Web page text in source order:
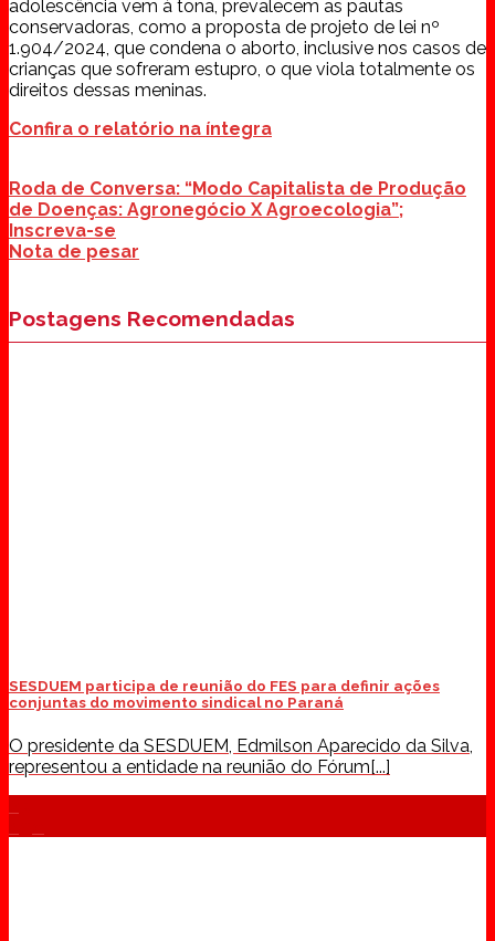
adolescência vem à tona, prevalecem as pautas
conservadoras, como a proposta de projeto de lei nº
1.904/2024, que condena o aborto, inclusive nos casos de
crianças que sofreram estupro, o que viola totalmente os
direitos dessas meninas.
Confira o relatório na íntegra
Roda de Conversa: “Modo Capitalista de Produção
de Doenças: Agronegócio X Agroecologia”;
Inscreva-se
Nota de pesar
Postagens Recomendadas
SESDUEM participa de reunião do FES para definir ações
conjuntas do movimento sindical no Paraná
O presidente da SESDUEM, Edmilson Aparecido da Silva,
representou a entidade na reunião do Fórum[...]